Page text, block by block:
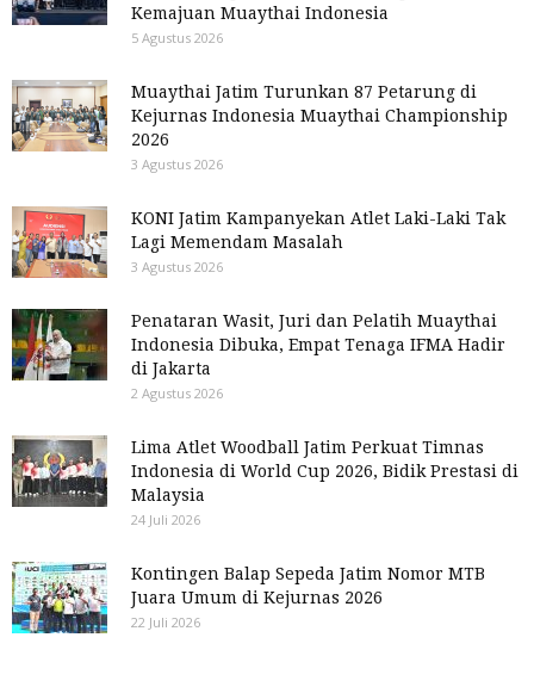
Kemajuan Muaythai Indonesia
5 Agustus 2026
Muaythai Jatim Turunkan 87 Petarung di
Kejurnas Indonesia Muaythai Championship
2026
3 Agustus 2026
KONI Jatim Kampanyekan Atlet Laki-Laki Tak
Lagi Memendam Masalah
3 Agustus 2026
Penataran Wasit, Juri dan Pelatih Muaythai
Indonesia Dibuka, Empat Tenaga IFMA Hadir
di Jakarta
2 Agustus 2026
Lima Atlet Woodball Jatim Perkuat Timnas
Indonesia di World Cup 2026, Bidik Prestasi di
Malaysia
24 Juli 2026
Kontingen Balap Sepeda Jatim Nomor MTB
Juara Umum di Kejurnas 2026
22 Juli 2026